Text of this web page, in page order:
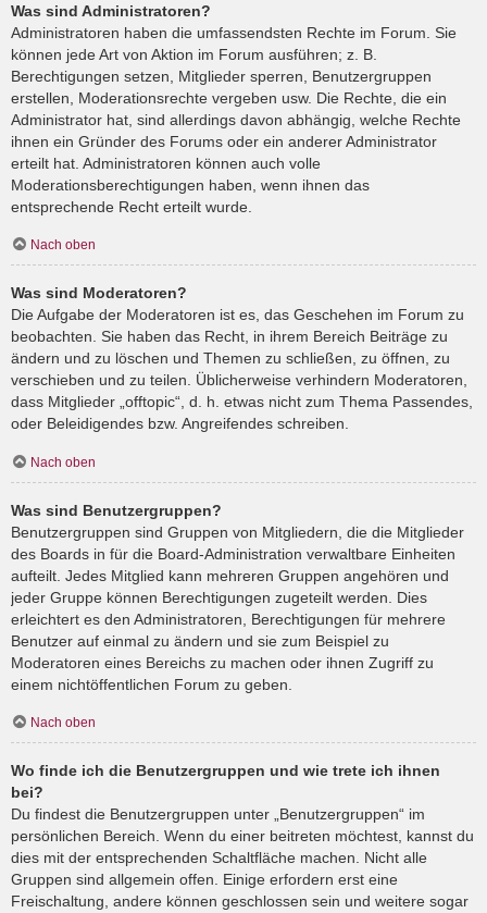
Was sind Administratoren?
Administratoren haben die umfassendsten Rechte im Forum. Sie
können jede Art von Aktion im Forum ausführen; z. B.
Berechtigungen setzen, Mitglieder sperren, Benutzergruppen
erstellen, Moderationsrechte vergeben usw. Die Rechte, die ein
Administrator hat, sind allerdings davon abhängig, welche Rechte
ihnen ein Gründer des Forums oder ein anderer Administrator
erteilt hat. Administratoren können auch volle
Moderationsberechtigungen haben, wenn ihnen das
entsprechende Recht erteilt wurde.
Nach oben
Was sind Moderatoren?
Die Aufgabe der Moderatoren ist es, das Geschehen im Forum zu
beobachten. Sie haben das Recht, in ihrem Bereich Beiträge zu
ändern und zu löschen und Themen zu schließen, zu öffnen, zu
verschieben und zu teilen. Üblicherweise verhindern Moderatoren,
dass Mitglieder „offtopic“, d. h. etwas nicht zum Thema Passendes,
oder Beleidigendes bzw. Angreifendes schreiben.
Nach oben
Was sind Benutzergruppen?
Benutzergruppen sind Gruppen von Mitgliedern, die die Mitglieder
des Boards in für die Board-Administration verwaltbare Einheiten
aufteilt. Jedes Mitglied kann mehreren Gruppen angehören und
jeder Gruppe können Berechtigungen zugeteilt werden. Dies
erleichtert es den Administratoren, Berechtigungen für mehrere
Benutzer auf einmal zu ändern und sie zum Beispiel zu
Moderatoren eines Bereichs zu machen oder ihnen Zugriff zu
einem nichtöffentlichen Forum zu geben.
Nach oben
Wo finde ich die Benutzergruppen und wie trete ich ihnen
bei?
Du findest die Benutzergruppen unter „Benutzergruppen“ im
persönlichen Bereich. Wenn du einer beitreten möchtest, kannst du
dies mit der entsprechenden Schaltfläche machen. Nicht alle
Gruppen sind allgemein offen. Einige erfordern erst eine
Freischaltung, andere können geschlossen sein und weitere sogar